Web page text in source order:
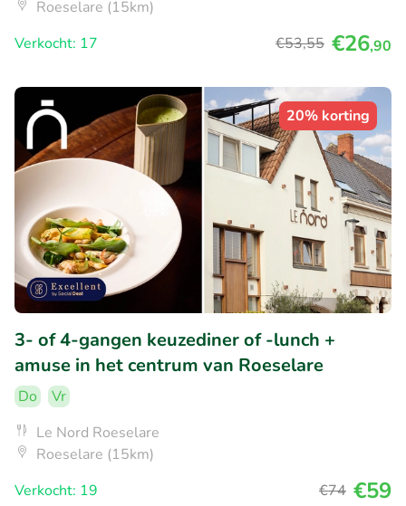
Roeselare (15km)
Verkocht: 17
€53,55 €26,90
20% korting
3- of 4-gangen keuzediner of -lunch +
amuse in het centrum van Roeselare
Do
Vr
Le Nord Roeselare
Roeselare (15km)
Verkocht: 19
€74 €59